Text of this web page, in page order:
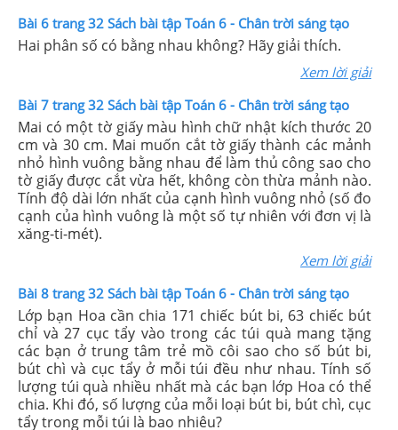
Bài 6 trang 32 Sách bài tập Toán 6 - Chân trời sáng tạo
Hai phân số có bằng nhau không? Hãy giải thích.
Xem lời giải
Bài 7 trang 32 Sách bài tập Toán 6 - Chân trời sáng tạo
Mai có một tờ giấy màu hình chữ nhật kích thước 20
cm và 30 cm. Mai muốn cắt tờ giấy thành các mảnh
nhỏ hình vuông bằng nhau để làm thủ công sao cho
tờ giấy được cắt vừa hết, không còn thừa mảnh nào.
Tính độ dài lớn nhất của cạnh hình vuông nhỏ (số đo
cạnh của hình vuông là một số tự nhiên với đơn vị là
xăng-ti-mét).
Xem lời giải
Bài 8 trang 32 Sách bài tập Toán 6 - Chân trời sáng tạo
Lớp bạn Hoa cần chia 171 chiếc bút bi, 63 chiếc bút
chỉ và 27 cục tẩy vào trong các túi quà mang tặng
các bạn ở trung tâm trẻ mồ côi sao cho số bút bi,
bút chì và cục tẩy ở mỗi túi đều như nhau. Tính số
lượng túi quà nhiều nhất mà các bạn lớp Hoa có thể
chia. Khi đó, số lượng của mỗi loại bút bi, bút chì, cục
tẩy trong mỗi túi là bao nhiêu?